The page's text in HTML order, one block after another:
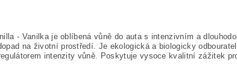
- Vanilka je oblíbená vůně do auta s intenzivním a
na životní prostředí. Je ekologická a biologicky
intenzity vůně. Poskytuje vysoce kvalitní zážitek